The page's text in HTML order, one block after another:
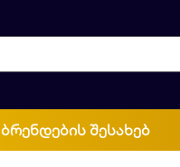
ბრენდების შესახებ